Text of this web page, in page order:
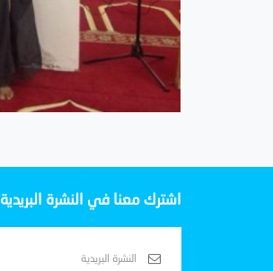
اشترك معنا في النشرة البريدية